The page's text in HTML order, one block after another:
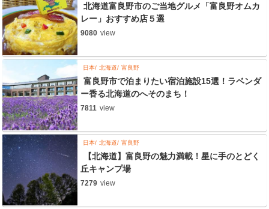
北海道富良野市のご当地グルメ「富良野オムカ
レー」おすすめ店５選
9080 view
日本 北海道 富良野
富良野市で泊まりたい宿泊施設15選！ラベンダ
ー香る北海道のへそのまち！
7811 view
日本 北海道 富良野
【北海道】富良野の魅力満載！星に手のとどく
丘キャンプ場
7279 view